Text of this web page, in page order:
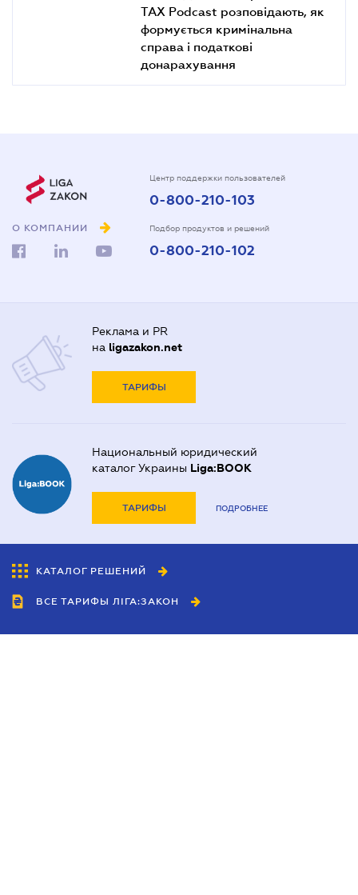
TAX Podcast розповідають, як
формується кримінальна
справа і податкові
донарахування
О КОМПАНИИ
Центр поддержки пользователей
0-800-210-103
Подбор продуктов и решений
0-800-210-102
Реклама и PR
на ligazakon.net
ТАРИФЫ
Национальный юридический
каталог Украины Liga:BOOK
ТАРИФЫ ПОДРОБНЕЕ
КАТАЛОГ РЕШЕНИЙ
ВСЕ ТАРИФЫ ЛІГА:ЗАКОН